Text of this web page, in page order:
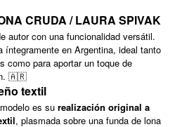
CRUDA / LAURA SPIVAK
autor con una funcionalidad versátil.
íntegramente en Argentina, ideal tanto
como para aportar un toque de
🇦🇷
textil
es su realización original a
, plasmada sobre una funda de lona